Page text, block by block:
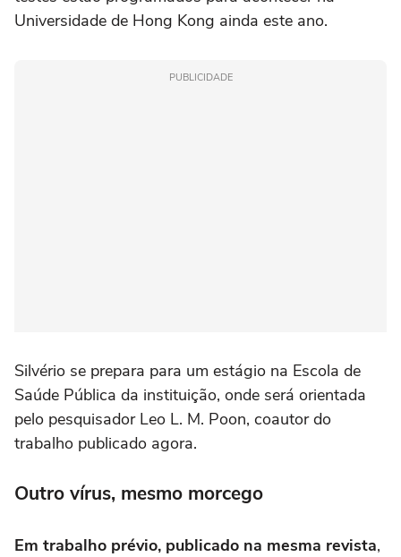
Universidade de Hong Kong ainda este ano.
PUBLICIDADE
Silvério se prepara para um estágio na Escola de
Saúde Pública da instituição, onde será orientada
pelo pesquisador Leo L. M. Poon, coautor do
trabalho publicado agora.
Outro vírus, mesmo morcego
Em trabalho prévio, publicado na mesma revista,